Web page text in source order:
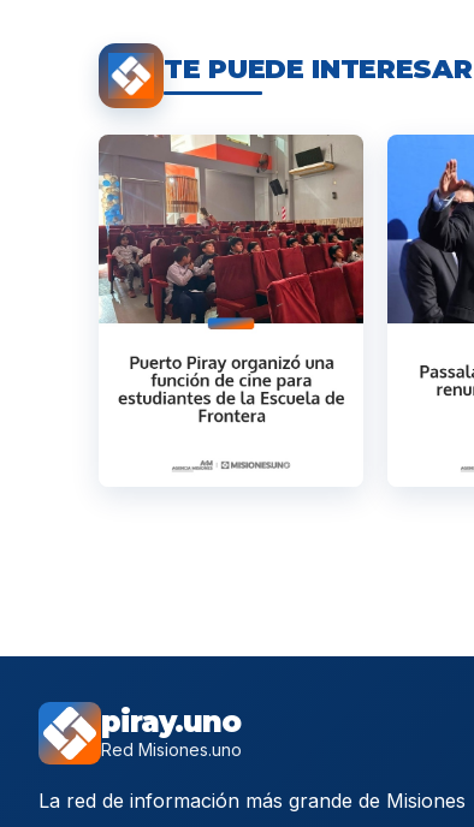
TE PUEDE INTERESAR
piray.uno
Red Misiones.uno
La red de información más grande de Misiones